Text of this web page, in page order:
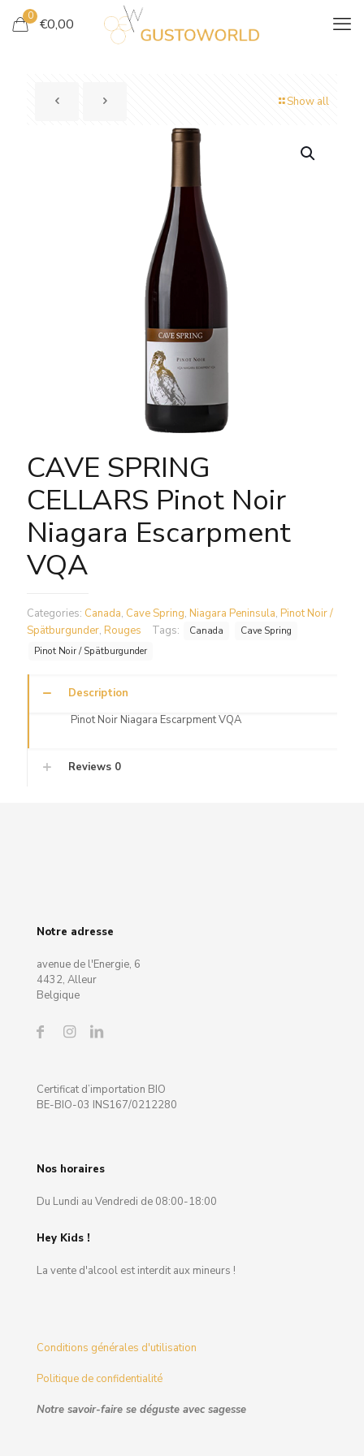
0 €0,00
Show all
CAVE SPRING
CELLARS Pinot Noir
Niagara Escarpment
VQA
Categories: Canada, Cave Spring, Niagara Peninsula, Pinot Noir /
Spätburgunder, Rouges Tags: Canada
Cave Spring
Pinot Noir / Spätburgunder
Description
Pinot Noir Niagara Escarpment VQA
Reviews 0
Notre adresse
avenue de l'Energie, 6
4432, Alleur
Belgique
Certificat d’importation BIO
BE-BIO-03 INS167/0212280
Nos horaires
Du Lundi au Vendredi de 08:00-18:00
Hey Kids !
La vente d'alcool est interdit aux mineurs !
Conditions générales d'utilisation
Politique de confidentialité
Notre savoir-faire se déguste avec sagesse